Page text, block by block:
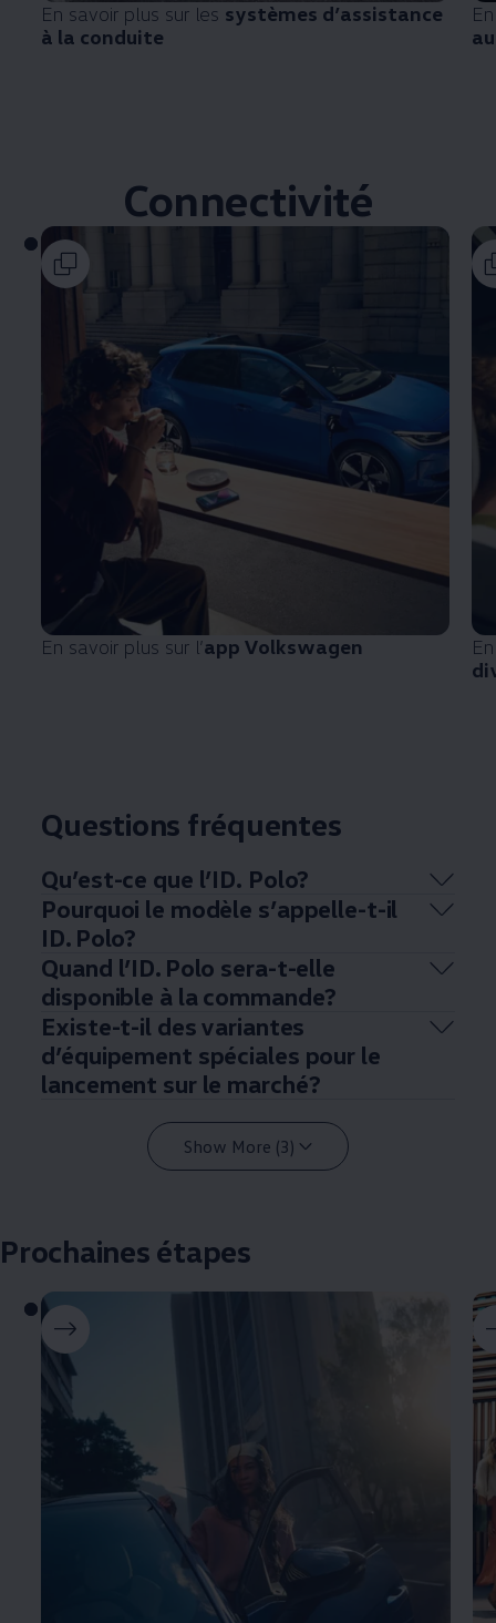
En savoir plus sur les systèmes d’assistance
à la conduite
Connectivité
En savoir plus sur l’app Volkswagen
Questions fréquentes
Qu’est-ce que l’ID. Polo?
Pourquoi le modèle s’appelle-t-il
ID. Polo?
Quand l’ID. Polo sera-t-elle
disponible à la commande?
Existe-t-il des variantes
d’équipement spéciales pour le
lancement sur le marché?
Show More (3)
Prochaines étapes